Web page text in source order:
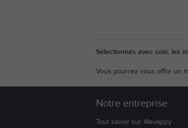
Sélectionnés avec soin, les
Vous pourrez vous offrir un
Notre entreprise
Tout savoir sur Wevappy